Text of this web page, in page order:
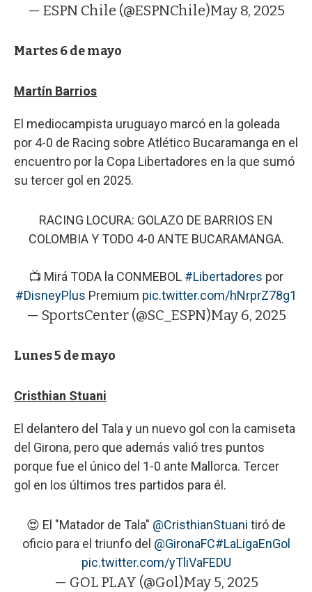
— ESPN Chile (@ESPNChile)May 8, 2025
Martes 6 de mayo
Martín Barrios
El mediocampista uruguayo marcó en la goleada
por 4-0 de Racing sobre Atlético Bucaramanga en el
encuentro por la Copa Libertadores en la que sumó
su tercer gol en 2025.
RACING LOCURA: GOLAZO DE BARRIOS EN
COLOMBIA Y TODO 4-0 ANTE BUCARAMANGA.
📺 Mirá TODA la CONMEBOL #Libertadores por
#DisneyPlus Premium pic.twitter.com/hNrprZ78g1
— SportsCenter (@SC_ESPN)May 6, 2025
Lunes 5 de mayo
Cristhian Stuani
El delantero del Tala y un nuevo gol con la camiseta
del Girona, pero que además valió tres puntos
porque fue el único del 1-0 ante Mallorca. Tercer
gol en los últimos tres partidos para él.
😍 El "Matador de Tala" @CristhianStuani tiró de
oficio para el triunfo del @GironaFC#LaLigaEnGol
pic.twitter.com/yTliVaFEDU
— GOL PLAY (@Gol)May 5, 2025